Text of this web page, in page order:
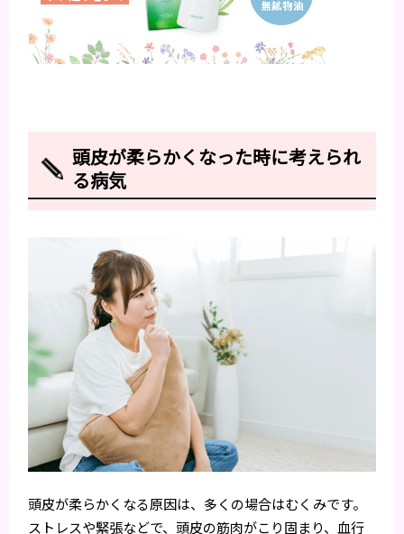
頭皮が柔らかくなった時に考えられ
る病気
頭皮が柔らかくなる原因は、多くの場合はむくみです。
ストレスや緊張などで、頭皮の筋肉がこり固まり、血行